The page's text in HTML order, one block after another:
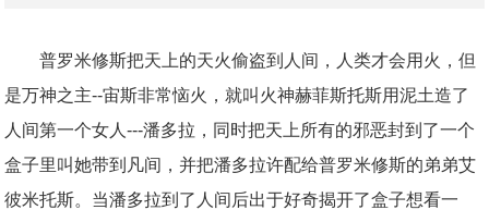
普罗米修斯把天上的天火偷盗到人间，人类才会用火，但
是万神之主--宙斯非常恼火，就叫火神赫菲斯托斯用泥土造了
人间第一个女人---潘多拉，同时把天上所有的邪恶封到了一个
盒子里叫她带到凡间，并把潘多拉许配给普罗米修斯的弟弟艾
彼米托斯。当潘多拉到了人间后出于好奇揭开了盒子想看一